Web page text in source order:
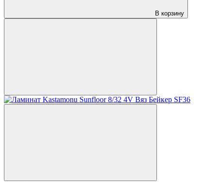
В корзину